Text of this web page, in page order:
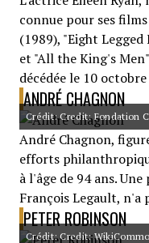
connue pour ses
(1989), "Eight
et "All the King's
décédée le 10
ANDRÉ CHAGNON
Crédit: Credit: Fondation
André Chagnon,
efforts
à l'âge de 94 ans.
François Legault, n'a
PETER ROBINSON
Crédit: Credit: